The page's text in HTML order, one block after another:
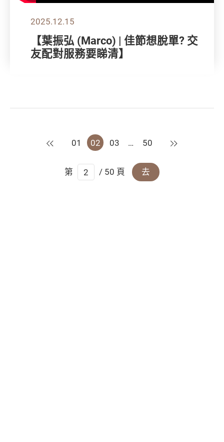
2025.12.15
【葉振弘 (Marco) | 佳節想脫單? 交
友配對服務要睇清】
上一頁
01 02 03 … 50 下一頁
第 / 50 頁 去